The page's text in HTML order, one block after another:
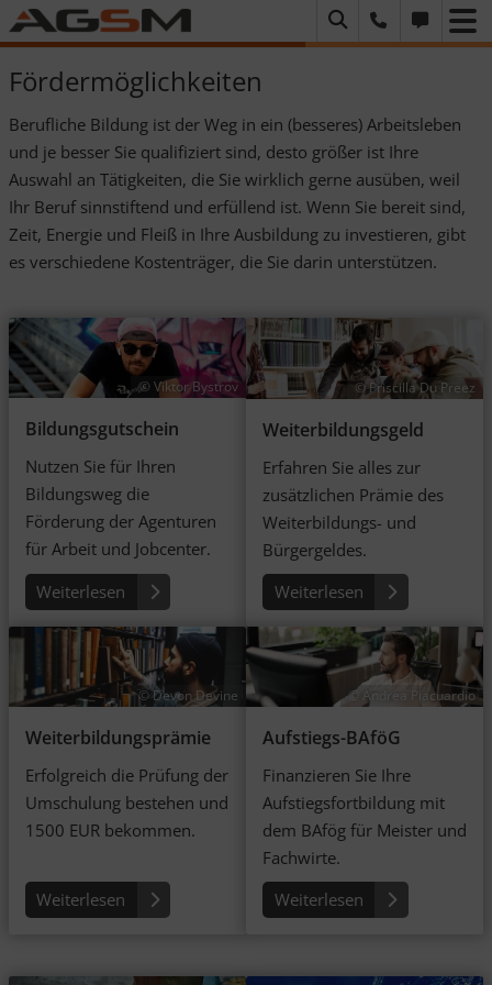
Fördermöglichkeiten
Berufliche Bildung ist der Weg in ein (besseres) Arbeitsleben
und je besser Sie qualifi­ziert sind, desto größer ist Ihre
Auswahl an Tätigkeiten, die Sie wirklich gerne ausüben, weil
Ihr Beruf sinnstiftend und erfüllend ist. Wenn Sie bereit sind,
Zeit, Energie und Fleiß in Ihre Ausbil­dung zu inves­tieren, gibt
es verschie­dene Kosten­träger, die Sie darin unter­stützen.
© Viktor Bystrov
Bildungs­gutschein
Nutzen Sie für Ihren
Bildungsweg die
Förderung der Agenturen
für Arbeit und Jobcenter.
Weiterlesen
© Priscilla Du Preez
Weiterbildungs­geld
Erfahren Sie alles zur
zusätzlichen Prämie des
Weiterbildungs- und
Bürgergeldes.
Weiterlesen
© Devon Devine
Weiter­bildungs­prämie
Erfolgreich die Prüfung der
Umschulung bestehen und
1500 EUR bekommen.
Weiterlesen
© Andrea Piacuardio
Aufstiegs-BAföG
Finanzieren Sie Ihre
Aufstiegs­fort­bildung mit
dem BAfög für Meister und
Fachwirte.
Weiterlesen